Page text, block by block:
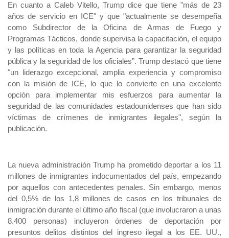
En cuanto a Caleb Vitello, Trump dice que tiene "más de 23
años de servicio en ICE" y que "actualmente se desempeña
como Subdirector de la Oficina de Armas de Fuego y
Programas Tácticos, donde supervisa la capacitación, el equipo
y las políticas en toda la Agencia para garantizar la seguridad
pública y la seguridad de los oficiales”. Trump destacó que tiene
"un liderazgo excepcional, amplia experiencia y compromiso
con la misión de ICE, lo que lo convierte en una excelente
opción para implementar mis esfuerzos para aumentar la
seguridad de las comunidades estadounidenses que han sido
víctimas de crímenes de inmigrantes ilegales", según la
publicación.
La nueva administración Trump ha prometido deportar a los 11
millones de inmigrantes indocumentados del país, empezando
por aquellos con antecedentes penales. Sin embargo, menos
del 0,5% de los 1,8 millones de casos en los tribunales de
inmigración durante el último año fiscal (que involucraron a unas
8.400 personas) incluyeron órdenes de deportación por
presuntos delitos distintos del ingreso ilegal a los EE. UU.,